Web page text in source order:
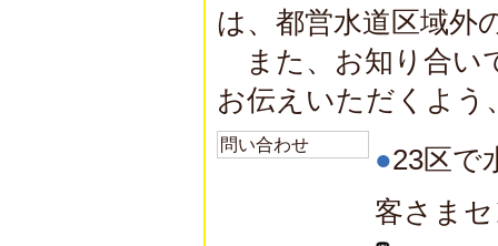
は、都営水道区域外
また、お知り合い
お伝えいただくよう
問い合わせ ●23区で
客さま